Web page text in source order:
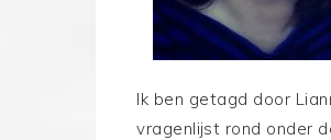
Ik ben getagd door
vragenlijst rond onder